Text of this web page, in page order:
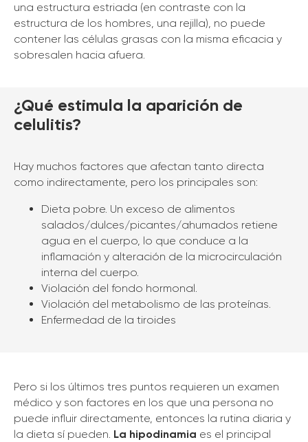
una estructura estriada (en contraste con la
estructura de los hombres, una rejilla), no puede
contener las células grasas con la misma eficacia y
sobresalen hacia afuera.
¿Qué estimula la aparición de
celulitis?
Hay muchos factores que afectan tanto directa
como indirectamente, pero los principales son:
Dieta pobre. Un exceso de alimentos
salados/dulces/picantes/ahumados retiene
agua en el cuerpo, lo que conduce a la
inflamación y alteración de la microcirculación
interna del cuerpo.
Violación del fondo hormonal.
Violación del metabolismo de las proteínas.
Enfermedad de la tiroides
Pero si los últimos tres puntos requieren un examen
médico y son factores en los que una persona no
puede influir directamente, entonces la rutina diaria y
la dieta sí pueden. La hipodinamia es el principal